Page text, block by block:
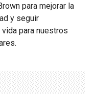
para mejorar la
y seguir
para nuestros